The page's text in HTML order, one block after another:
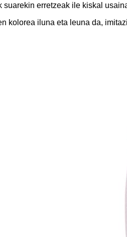
suarekin erretzeak ile kiskal
kolorea iluna eta leuna da,